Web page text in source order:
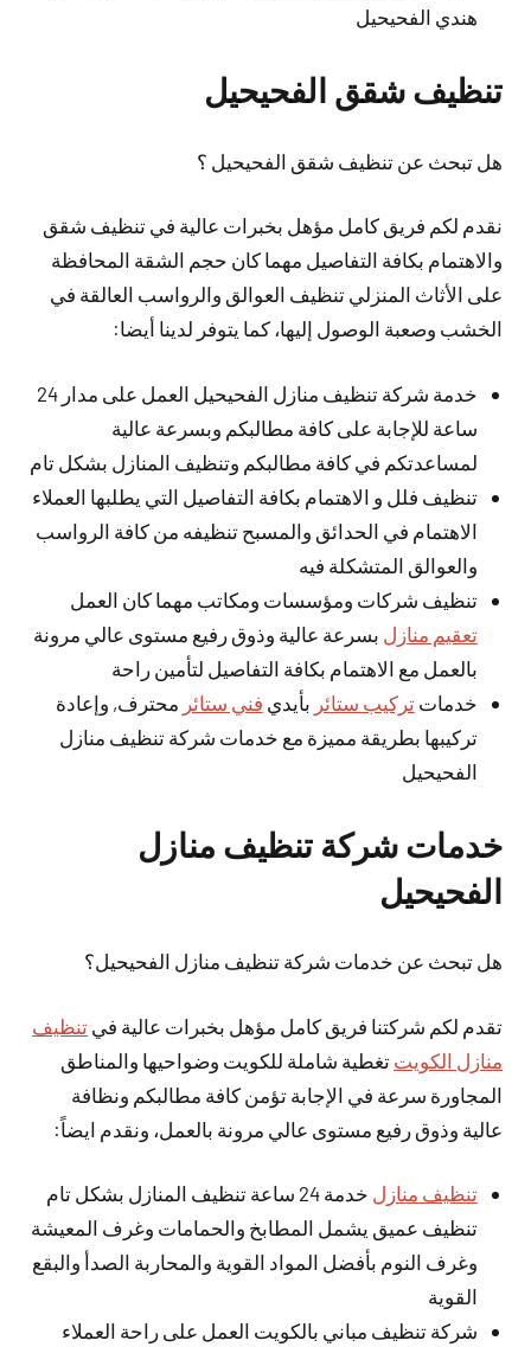
هندي الفحيحيل
تنظيف شقق الفحيحيل
هل تبحث عن تنظيف شقق الفحيحيل ؟
نقدم لكم فريق كامل مؤهل بخبرات عالية في تنظيف شقق
والاهتمام بكافة التفاصيل مهما كان حجم الشقة المحافظة
على الأثاث المنزلي تنظيف العوالق والرواسب العالقة في
الخشب وصعبة الوصول إليها، كما يتوفر لدينا أيضا:
خدمة شركة تنظيف منازل الفحيحيل العمل على مدار 24
ساعة للإجابة على كافة مطالبكم وبسرعة عالية
لمساعدتكم في كافة مطالبكم وتنظيف المنازل بشكل تام
تنظيف فلل و الاهتمام بكافة التفاصيل التي يطلبها العملاء
الاهتمام في الحدائق والمسبح تنظيفه من كافة الرواسب
والعوالق المتشكلة فيه
تنظيف شركات ومؤسسات ومكاتب مهما كان العمل
تعقيم منازل بسرعة عالية وذوق رفيع مستوى عالي مرونة
بالعمل مع الاهتمام بكافة التفاصيل لتأمين راحة
خدماتتركيب ستائر بأيدي فني ستائر محترف, وإعادة
تركيبها بطريقة مميزة مع خدمات شركة تنظيف منازل
الفحيحيل
خدمات شركة تنظيف منازل
الفحيحيل
هل تبحث عن خدمات شركة تنظيف منازل الفحيحيل؟
تقدم لكم شركتنا فريق كامل مؤهل بخبرات عالية في تنظيف
منازل الكويت تغطية شاملة للكويت وضواحيها والمناطق
المجاورة سرعة في الإجابة تؤمن كافة مطالبكم ونظافة
عالية وذوق رفيع مستوى عالي مرونة بالعمل، ونقدم ايضاً:
تنظيف منازل
خدمة 24 ساعة تنظيف المنازل بشكل تام
تنظيف عميق يشمل المطابخ والحمامات وغرف المعيشة
وغرف النوم بأفضل المواد القوية والمحاربة الصدأ والبقع
القوية
شركة تنظيف مباني بالكويت العمل على راحة العملاء